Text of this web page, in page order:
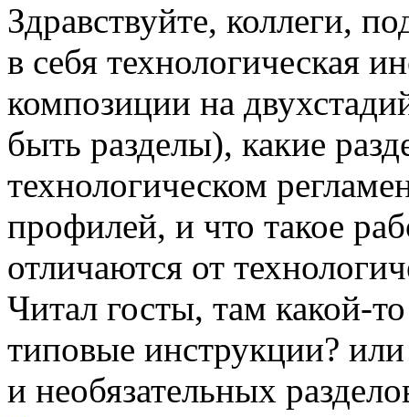
Здравствуйте, коллеги,
в себя технологическая
композиции на
быть разделы), какие
технологическом
профилей, и что такое
отличаются от
Читал госты, там какой-
типовые инструкции?
и необязательных